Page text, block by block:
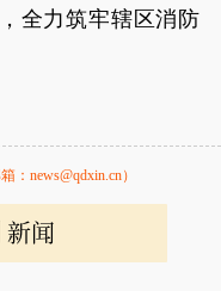
全力筑牢辖区消防
news@qdxin.cn）
新闻